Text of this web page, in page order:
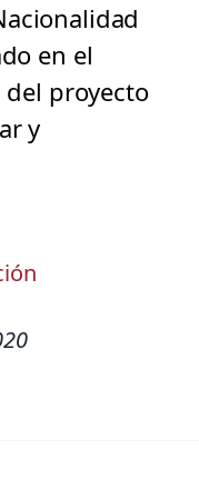
en el
proyecto
y